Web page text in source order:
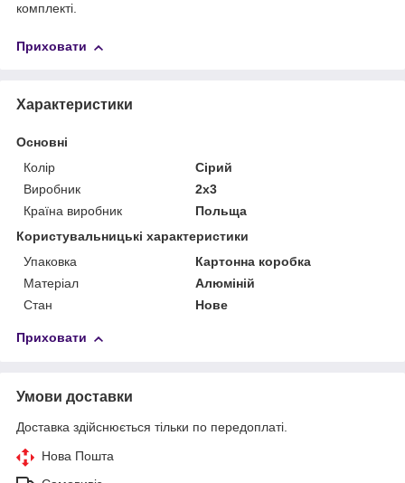
комплекті.
Приховати
Характеристики
Основні
Колір
Сірий
Виробник
2х3
Країна виробник
Польща
Користувальницькі характеристики
Упаковка
Картонна коробка
Матеріал
Алюміній
Стан
Нове
Приховати
Умови доставки
Доставка здійснюється тільки по передоплаті.
Нова Пошта